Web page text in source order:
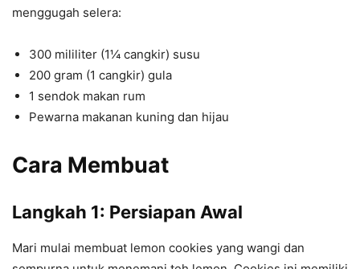
menggugah selera:
300 mililiter (1¼ cangkir) susu
200 gram (1 cangkir) gula
1 sendok makan rum
Pewarna makanan kuning dan hijau
Cara Membuat
Langkah 1: Persiapan Awal
Mari mulai membuat lemon cookies yang wangi dan